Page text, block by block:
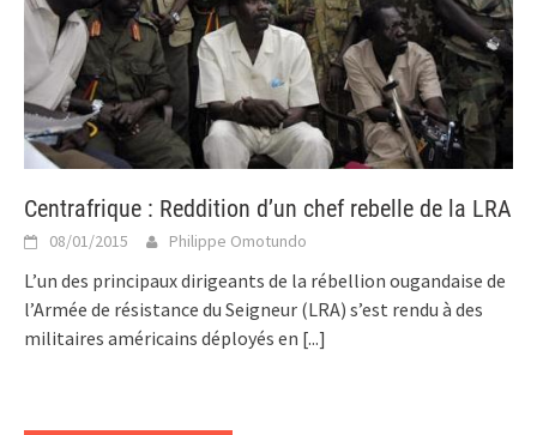
Centrafrique : Reddition d’un chef rebelle de la LRA
08/01/2015 Philippe Omotundo
L’un des principaux dirigeants de la rébellion ougandaise de
l’Armée de résistance du Seigneur (LRA) s’est rendu à des
militaires américains déployés en [...]